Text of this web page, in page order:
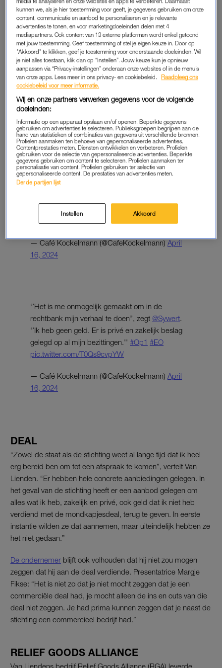
Zelf een advocaat betalen zou niet gaan. “Ik heb geen geld. Er
is privé en zakelijk beslag gelegd op al mijn bezittingen. Mijn
huis, mijn auto, mijn bankrekening. Ik heb geen recht op
rechtsbijstand en de verzekeraar die ik heb, wil niet uitkeren.
Ik kan mijn bezit niet verkopen omdat er beslag op ligt. Ik heb
al heel lang tegen het Openbaar Ministerie gezegd dat ik wil
100.000 euro vrijgegeven voor een advocaat in de zomer van
2023, maar een maand later is dat door de stichting
beslagen.”
''Ik heb een overeenkomst gesloten met een
medische groothandel'', zegt@Sywertover de
mondkapjesdeal. ''Toen ik dat contract sloot, zat
de staat was daar.''
pic.twitter.com/nWhib4IFBi
— Café Kockelmann (@CafeKockelmann)April
16, 2024
‘’Het is me onmogelijk gemaakt om in de
rechtbank mijn verhaal te doen’’, zegt @Sywert.
‘’Ik heb geen geld. Er is privé en zakelijk beslag
gelegd op al mijn bezittingen.'' #Op1 #EO
pic.twitter.com/T0Qs9cvpYW
— Café Kockelmann (@CafeKockelmann) April
16, 2024
DEAL
“Zowel de staat als de stichting weet al lange tijd dat ik heel
erg bereid ben om tot een afspraak te komen”, vertelt Van
Lienden. “Er hebben hele concrete aanbiedingen gelegen. In
het geval van de stichting heeft er een aanbod gelegen om
alles wat ik heb, zakelijk en privé, ook geld dat ik niet heb
verdiend met de mondkapjesdeal, terug te geven. In eerste
instantie wilden ze dat aannemen, maar uiteindelijk hebben ze
het niet gedaan.”
De ondernemer blijft ook volhouden dat hij niet zou mogen
zeggen dat hij aan de deal verdiende. Presentatrice Margje
Fikse: “Het is niet zo dat je niet mocht zeggen dat je een
commerciële deal had, je mocht alleen de ins en outs van die
deal niet zeggen. Je had prima kunnen zeggen dat je naast de
stichting een commercieel bedrijf had.”
RELIEF GOODS ALLIANCE
Van Liendens bedrijf Relief Goods Alliance (RGA) leverde
kunnen we, als je hier toestemming voor geeft, je gegevens gebruiken om onze
content, communicatie en aanbod te personaliseren en je relevante
advertenties te tonen, en voor marketingdoeleinden delen met 4
mediapartners. Ook content van 13 externe platformen wordt enkel getoond
met jouw toestemming. Geef toestemming of stel je eigen keuze in. Door op
"Akkoord" te klikken, geef je toestemming voor onderstaande doeleinden. Wil
je niet alles toestaan, klik dan op “Instellen”. Jouw keuze kun je opnieuw
aanpassen via “Privacy-instellingen” onderaan onze websites of in de menu’s
van onze apps. Lees meer in ons privacy- en cookiebeleid.
Raadpleeg ons
cookiebeleid voor meer informatie.
Wij en onze partners verwerken gegevens voor de volgende
doeleinden:
Informatie op een apparaat opslaan en/of openen. Beperkte gegevens
gebruiken om advertenties te selecteren. Publieksgroepen begrijpen aan de
hand van statistieken of combinaties van gegevens uit verschillende bronnen.
Profielen aanmaken ten behoeve van gepersonaliseerde advertenties.
Contentprestaties meten. Diensten ontwikkelen en verbeteren. Profielen
gebruiken voor de selectie van gepersonaliseerde advertenties. Beperkte
gegevens gebruiken om content te selecteren. Profielen aanmaken ter
personalisatie van content. Profielen gebruiken ter selectie van
gepersonaliseerde content. De prestaties van advertenties meten.
Derde partijen lijst
Instellen Akkoord